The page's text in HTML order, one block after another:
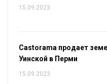
15.09.2023
Castorama продает
Уинской в Перми
15.09.2023